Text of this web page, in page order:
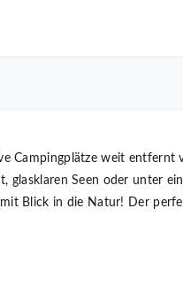
Campingplätze weit entfernt
glasklaren Seen oder unter
Blick in die Natur! Der